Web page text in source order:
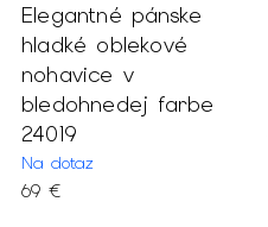
Elegantné pánske
hladké oblekové
nohavice v
bledohnedej farbe
24019
Na dotaz
69 €